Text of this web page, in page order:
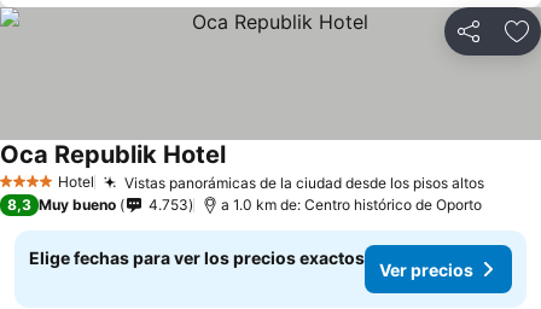
Compartir
4 EstrellasHotel Vistas panorámicas de la ciudad desde los pisos altos
Oca Republik Hotel
8,3 Muy bueno 4.753 a 1.0 km de: Centro histórico de Oporto
Elige fechas para ver los precios exactos
Ver precios